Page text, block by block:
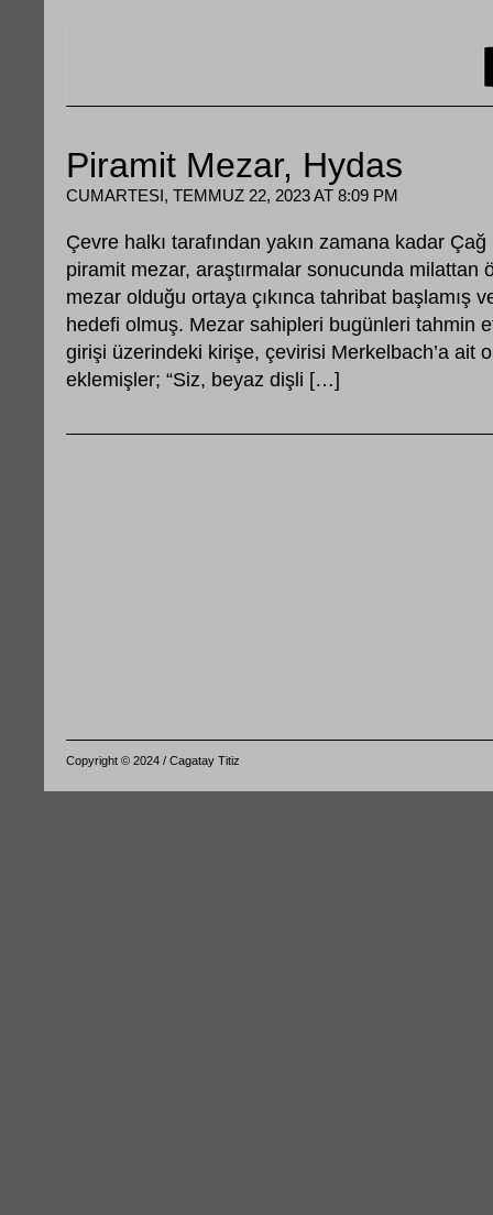
Piramit Mezar, Hydas
CUMARTESI, TEMMUZ 22, 2023 AT 8:09 PM
Çevre halkı tarafından yakın zamana kadar
piramit mezar, araştırmalar sonucunda milattan
mezar olduğu ortaya çıkınca tahribat başlamış
hedefi olmuş. Mezar sahipleri bugünleri tahmin
girişi üzerindeki kirişe, çevirisi Merkelbach’a ait
eklemişler; “Siz, beyaz dişli […]
Copyright © 2024 / Cagatay Titiz